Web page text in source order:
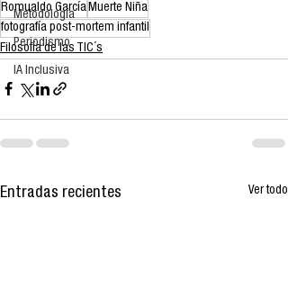
Metodología
Periodismo
IA Inclusiva
Romualdo García Muerte Niña
fotografía post-mortem infantil
Filosofía de las TIC´s
Entradas recientes Ver todo